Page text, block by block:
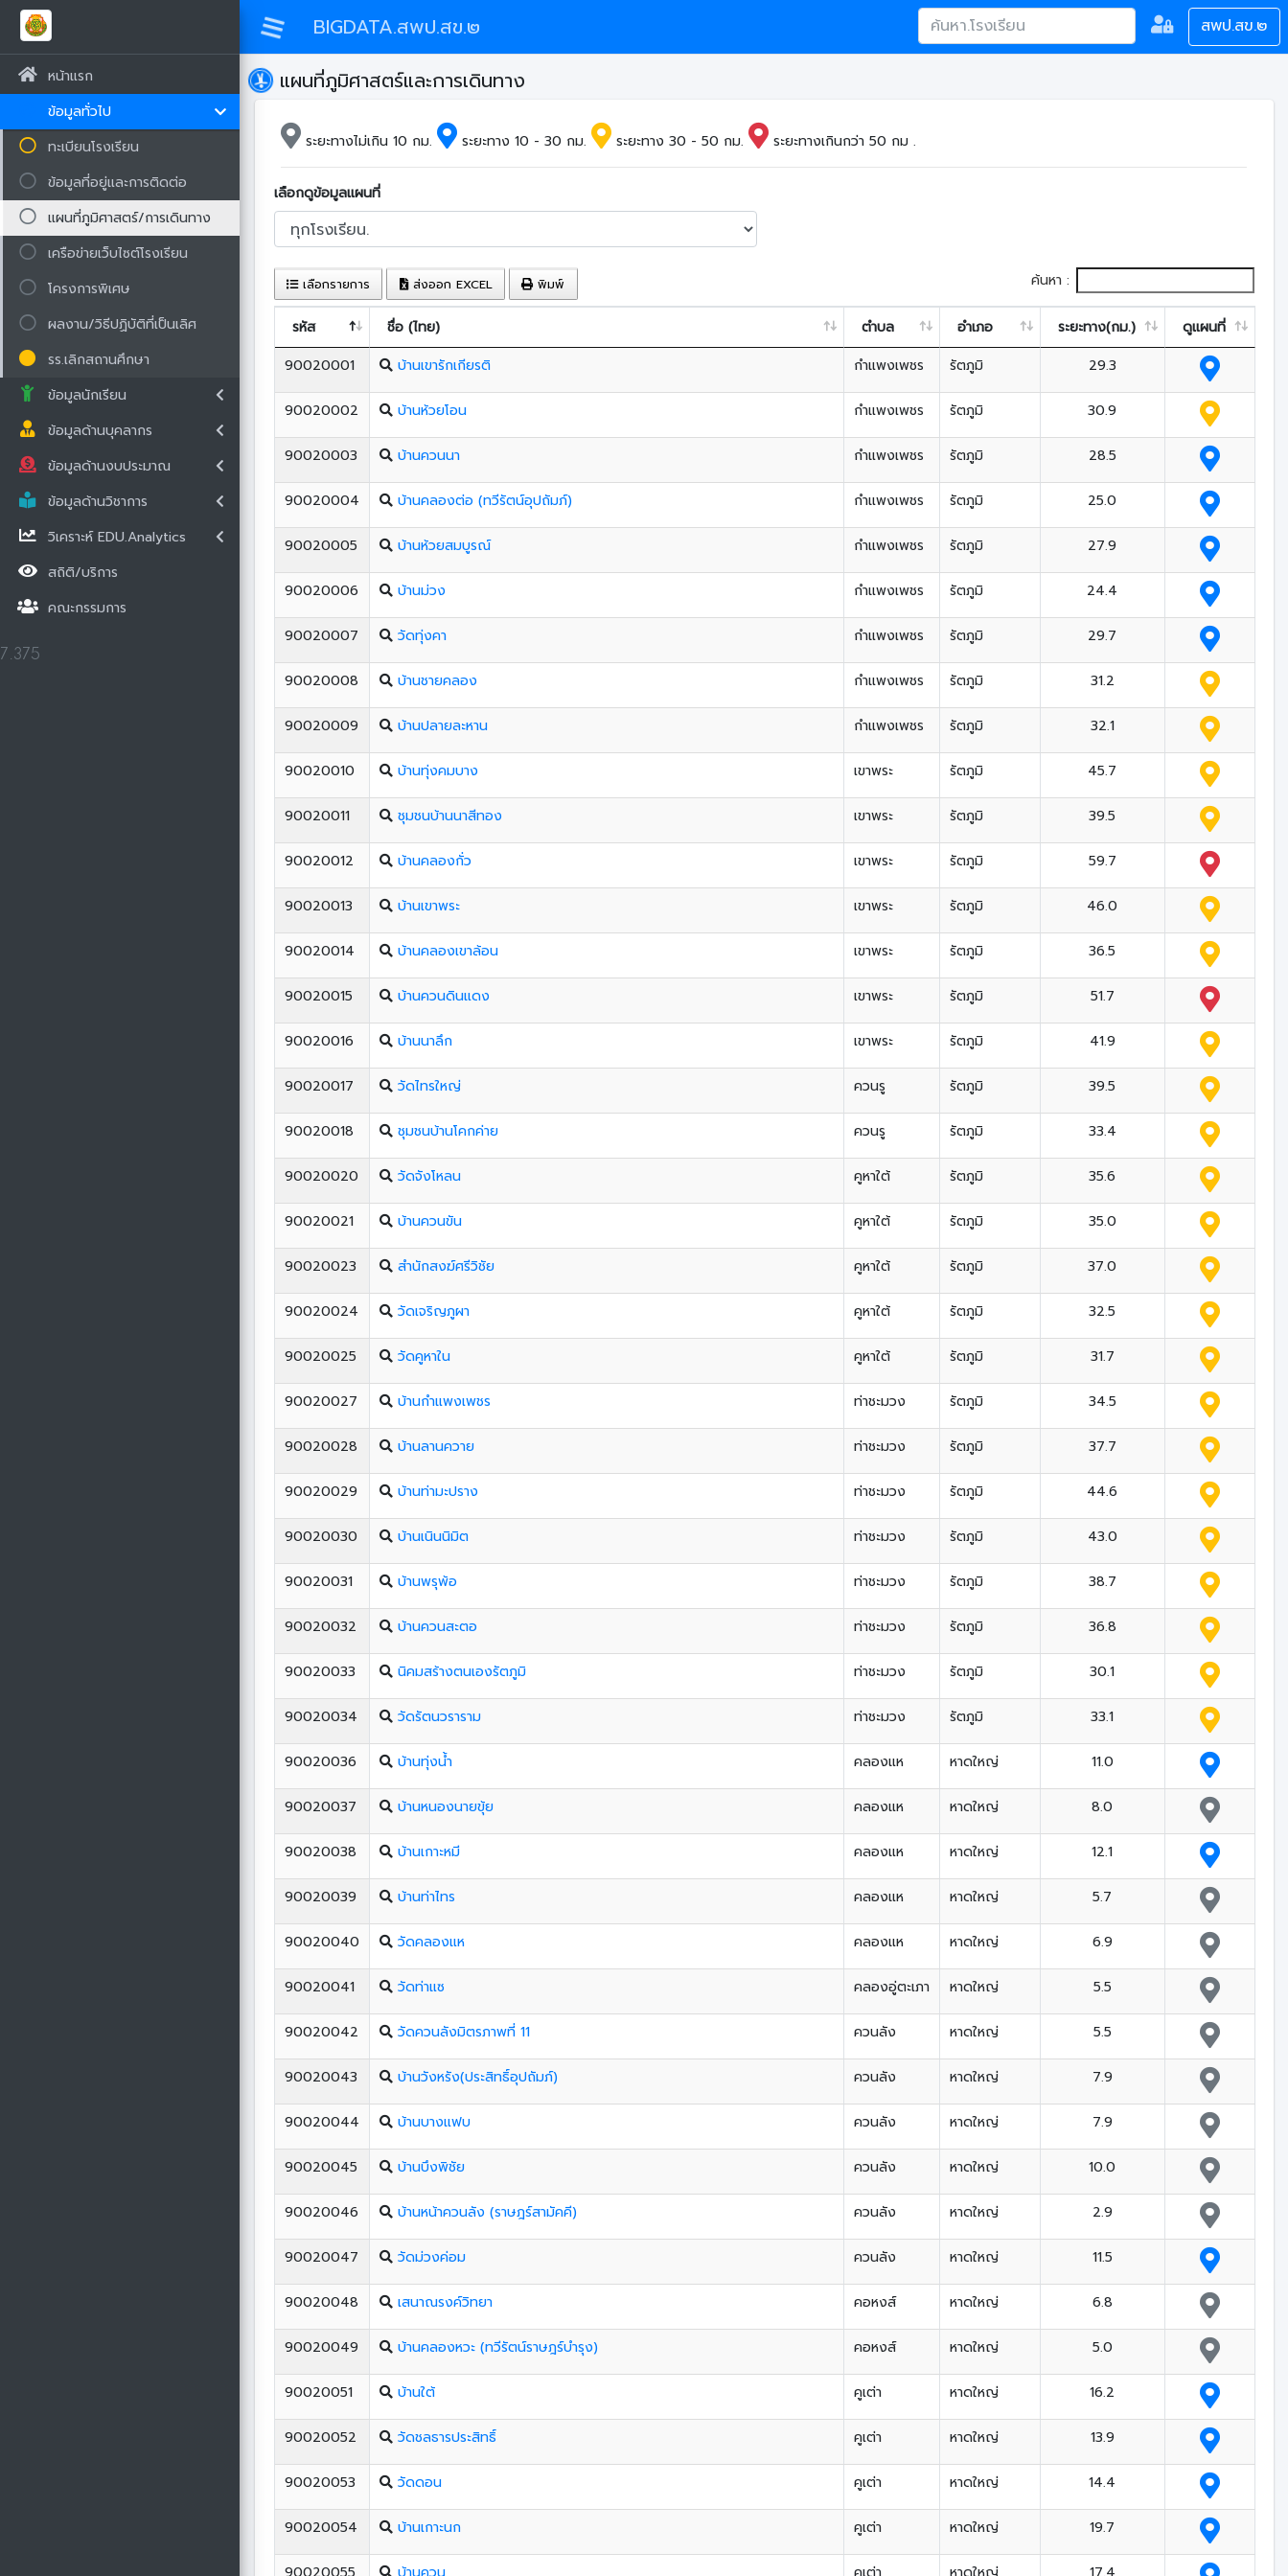
BIGDATA.สพป.สข.๒ สพป.สข.๒
หน้าแรก
ข้อมูลทั่วไป
ทะเบียนโรงเรียน
ข้อมูลที่อยู่และการติดต่อ
แผนที่ภูมิศาสตร์/การเดินทาง
เครือข่ายเว็บไซต์โรงเรียน
โครงการพิเศษ
ผลงาน/วิธีปฏิบัติที่เป็นเลิศ
รร.เลิกสถานศึกษา
ข้อมูลนักเรียน
ข้อมูลด้านบุคลากร
ข้อมูลด้านงบประมาณ
ข้อมูลด้านวิชาการ
วิเคราะห์ EDU.Analytics
สถิติ/บริการ
คณะกรรมการ
7.375
แผนที่ภูมิศาสตร์และการเดินทาง
ระยะทางไม่เกิน 10 กม. ระยะทาง 10 - 30 กม. ระยะทาง 30 - 50 กม. ระยะทางเกินกว่า 50 กม .
เลือกดูข้อมูลแผนที่
เลือกรายการ ส่งออก EXCEL พิมพ์ ค้นหา :
รหัส ชื่อ (ไทย) ตำบล อำเภอ ระยะทาง(กม.)
ดูแผนที่
90020001
บ้านเขารักเกียรติ กำแพงเพชร รัตภูมิ 29.3
90020002 บ้านห้วยโอน กำแพงเพชร รัตภูมิ 30.9
90020003 บ้านควนนา กำแพงเพชร รัตภูมิ 28.5
90020004 บ้านคลองต่อ (ทวีรัตน์อุปถัมภ์) กำแพงเพชร รัตภูมิ 25.0
90020005 บ้านห้วยสมบูรณ์ กำแพงเพชร รัตภูมิ 27.9
90020006 บ้านม่วง กำแพงเพชร รัตภูมิ 24.4
90020007 วัดทุ่งคา กำแพงเพชร รัตภูมิ 29.7
90020008 บ้านชายคลอง กำแพงเพชร รัตภูมิ 31.2
90020009 บ้านปลายละหาน กำแพงเพชร รัตภูมิ 32.1
90020010 บ้านทุ่งคมบาง เขาพระ รัตภูมิ 45.7
90020011 ชุมชนบ้านนาสีทอง เขาพระ รัตภูมิ 39.5
90020012 บ้านคลองกั่ว เขาพระ รัตภูมิ 59.7
90020013 บ้านเขาพระ เขาพระ รัตภูมิ 46.0
90020014 บ้านคลองเขาล้อน เขาพระ รัตภูมิ 36.5
90020015 บ้านควนดินแดง เขาพระ รัตภูมิ 51.7
90020016 บ้านนาลึก เขาพระ รัตภูมิ 41.9
90020017 วัดไทรใหญ่ ควนรู รัตภูมิ 39.5
90020018 ชุมชนบ้านโคกค่าย ควนรู รัตภูมิ 33.4
90020020 วัดจังโหลน คูหาใต้ รัตภูมิ 35.6
90020021 บ้านควนขัน คูหาใต้ รัตภูมิ 35.0
90020023 สํานักสงฆ์ศรีวิชัย คูหาใต้ รัตภูมิ 37.0
90020024 วัดเจริญภูผา คูหาใต้ รัตภูมิ 32.5
90020025 วัดคูหาใน คูหาใต้ รัตภูมิ 31.7
90020027 บ้านกําแพงเพชร ท่าชะมวง รัตภูมิ 34.5
90020028 บ้านลานควาย ท่าชะมวง รัตภูมิ 37.7
90020029 บ้านท่ามะปราง ท่าชะมวง รัตภูมิ 44.6
90020030 บ้านเนินนิมิต ท่าชะมวง รัตภูมิ 43.0
90020031 บ้านพรุพ้อ ท่าชะมวง รัตภูมิ 38.7
90020032 บ้านควนสะตอ ท่าชะมวง รัตภูมิ 36.8
90020033 นิคมสร้างตนเองรัตภูมิ ท่าชะมวง รัตภูมิ 30.1
90020034 วัดรัตนวราราม ท่าชะมวง รัตภูมิ 33.1
90020036 บ้านทุ่งนํ้า คลองแห หาดใหญ่ 11.0
90020037 บ้านหนองนายขุ้ย คลองแห หาดใหญ่ 8.0
90020038 บ้านเกาะหมี คลองแห หาดใหญ่ 12.1
90020039 บ้านท่าไทร คลองแห หาดใหญ่ 5.7
90020040 วัดคลองแห คลองแห หาดใหญ่ 6.9
90020041 วัดท่าแซ คลองอู่ตะเภา หาดใหญ่ 5.5
90020042 วัดควนลังมิตรภาพที่ 11 ควนลัง หาดใหญ่ 5.5
90020043 บ้านวังหรัง(ประสิทธิ์อุปถัมภ์) ควนลัง หาดใหญ่ 7.9
90020044 บ้านบางแฟบ ควนลัง หาดใหญ่ 7.9
90020045 บ้านบึงพิชัย ควนลัง หาดใหญ่ 10.0
90020046 บ้านหน้าควนลัง (ราษฎร์สามัคคี) ควนลัง หาดใหญ่ 2.9
90020047 วัดม่วงค่อม ควนลัง หาดใหญ่ 11.5
90020048 เสนาณรงค์วิทยา คอหงส์ หาดใหญ่ 6.8
90020049 บ้านคลองหวะ (ทวีรัตน์ราษฎร์บํารุง) คอหงส์ หาดใหญ่ 5.0
90020051 บ้านใต้ คูเต่า หาดใหญ่ 16.2
90020052 วัดชลธารประสิทธิ์ คูเต่า หาดใหญ่ 13.9
90020053 วัดดอน คูเต่า หาดใหญ่ 14.4
90020054 บ้านเกาะนก คูเต่า หาดใหญ่ 19.7